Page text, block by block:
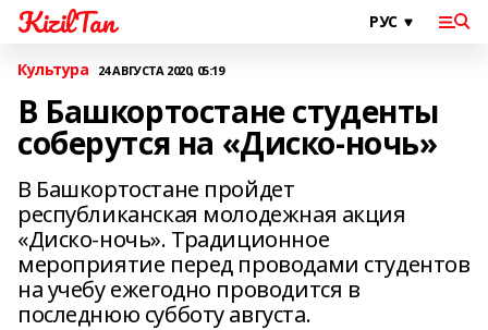
KizilTan
Культура 24 АВГУСТА 2020, 05:19
В Башкортостане студенты
соберутся на «Диско-ночь»
В Башкортостане пройдет
республиканская молодежная акция
«Диско-ночь». Традиционное
мероприятие перед проводами студентов
на учебу ежегодно проводится в
последнюю субботу августа.